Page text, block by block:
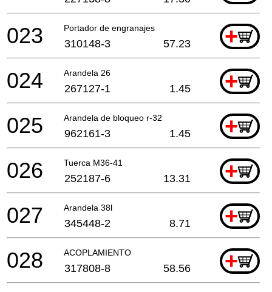
Portador de engranajes +
023 310148-3 57.23
Arandela 26 +
024 267127-1 1.45
Arandela de bloqueo r-32 +
025 962161-3 1.45
Tuerca M36-41 +
026 252187-6 13.31
Arandela 38l +
027 345448-2 8.71
ACOPLAMIENTO +
028 317808-8 58.56